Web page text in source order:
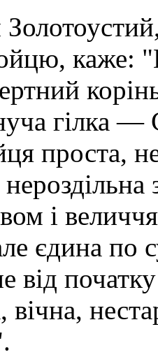
каже:
гілка
проста,
і
єдина по
від
вічна,